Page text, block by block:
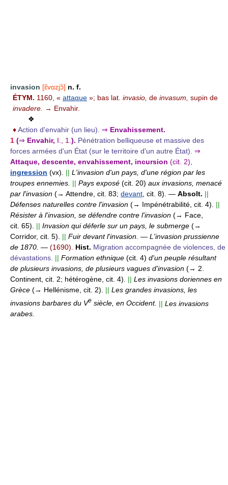
invasion [ɛ̃vɑzjɔ̃] n. f.
ÉTYM. 1160, « attaque »; bas lat. invasio, de invasum, supin de
invadere.
→ Envahir.
❖
♦Action d'envahir (un lieu). ⇒ Envahissement.
1 (⇒ Envahir, I., 1. ). Pénétration belliqueuse et massive des
forces armées d'un État (sur le territoire d'un autre État). ⇒
Attaque, descente, envahissement, incursion (cit. 2),
ingression (vx). || L'invasion d'un pays, d'une région par les
troupes ennemies. || Pays exposé (cit. 20) aux invasions, menacé
par l'invasion (→ Attendre, cit. 83; devant , cit. 8). — Absolt. ||
Défenses naturelles contre l'invasion (→ Impénétrabilité, cit. 4).
||
Résister à l'invasion, se défendre contre l'invasion (→ Face,
cit. 65).
|| Invasion qui déferle sur un pays, le submerge (→
Corridor, cit. 5).
|| Fuir devant l'invasion. — L'invasion prussienne
de 1870. — (1690). Hist. Migration accompagnée de violences, de
dévastations. || Formation ethnique (cit. 4) d'un peuple résultant
de plusieurs invasions, de plusieurs vagues d'invasion (→ 2.
Continent, cit. 2; hétérogène, cit. 4).
|| Les invasions doriennes en
Grèce (→ Hellénisme, cit. 2). || Les grandes invasions, les
invasions barbares du Ve siècle, en Occident. || Les invasions
arabes.